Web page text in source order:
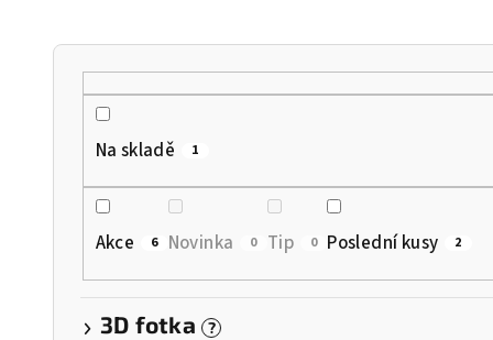
Na skladě 1
Akce 6 Novinka 0 Tip 0 Poslední kusy 2
3D fotka ?